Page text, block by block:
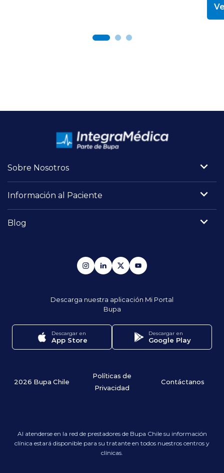
Sobre Nosotros
Información al Paciente
Blog
Descarga nuestra aplicación Mi Portal
Bupa
Descargar en
App Store
Descargar en
Google Play
2026 Bupa Chile
Políticas de
Privacidad
Contáctanos
Al atenderse en la red de prestadores de Bupa Chile su información
clínica estará disponible para su tratante en todos nuestros centros y
clínicas.